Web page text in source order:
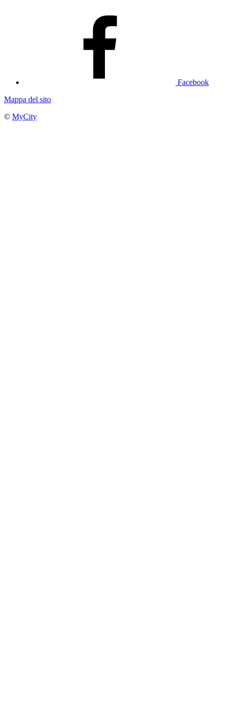
Facebook
Mappa del sito
© MyCity